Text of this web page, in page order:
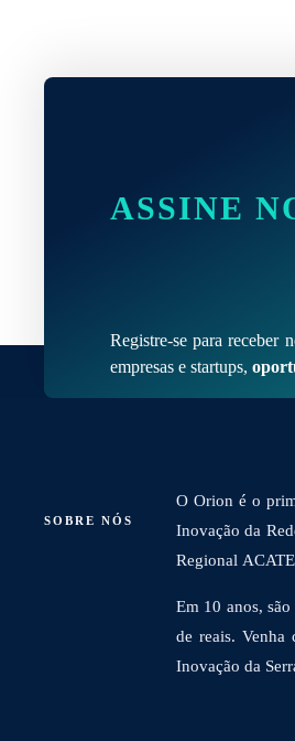
ASSINE
Registre-se para receber
empresas e startups,
SOBRE NÓS
O Orion é o
Inovação da
Regional
Em 10 anos,
de reais. Venha
Inovação da